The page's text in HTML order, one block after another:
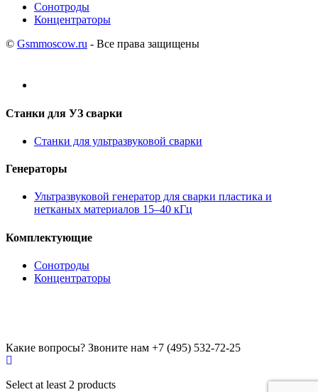
Сонотроды
Концентраторы
© Gsmmoscow.ru - Все права защищены
Станки для УЗ сварки
Станки для ультразвуковой сварки
Генераторы
Ультразвуковой генератор для сварки пластика и
нетканых материалов 15–40 кГц
Комплектующие
Сонотроды
Концентраторы
Какие вопросы? Звоните нам +7 (495) 532-72-25
Select at least 2 products